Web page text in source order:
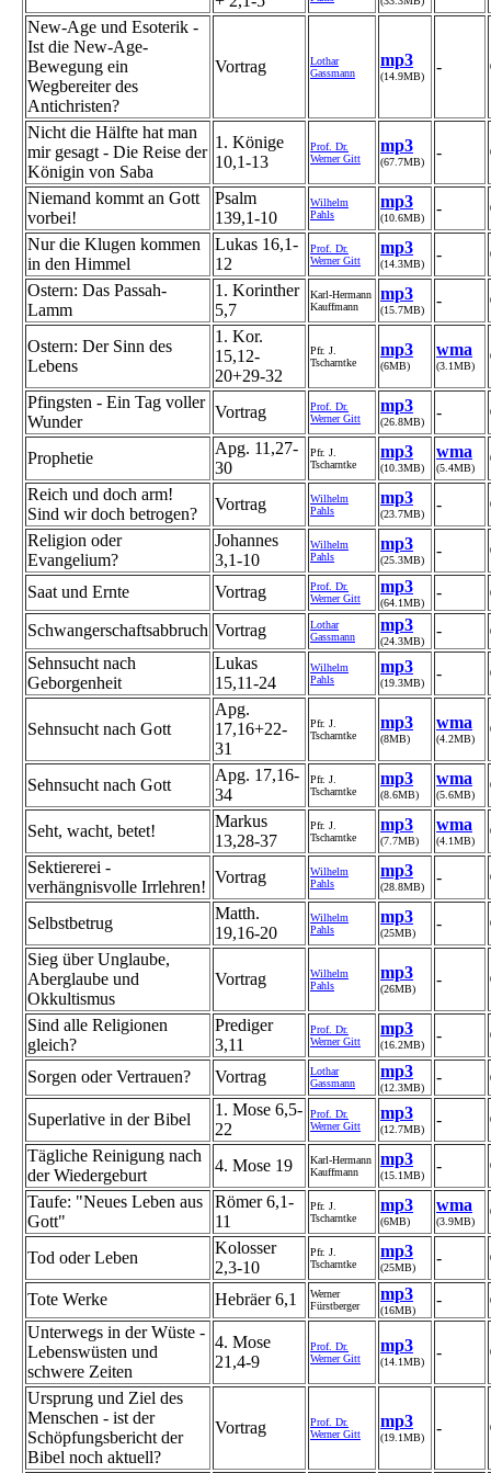
New-Age und Esoterik -
Ist die New-Age-
Bewegung ein
Wegbereiter des
Antichristen?
Vortrag
Lothar
Gassmann
mp3
(14.9MB)
-
Nicht die Hälfte hat man
mir gesagt - Die Reise der
Königin von Saba
1. Könige
10,1-13
Prof. Dr.
Werner Gitt
mp3
(67.7MB)
-
Niemand kommt an Gott
vorbei!
Psalm
139,1-10
Wilhelm
Pahls
mp3
(10.6MB)
-
Nur die Klugen kommen
in den Himmel
Lukas 16,1-
12
Prof. Dr.
Werner Gitt
mp3
(14.3MB)
-
Ostern: Das Passah-
Lamm
1. Korinther
5,7
Karl-Hermann
Kauffmann
mp3
(15.7MB)
-
Ostern: Der Sinn des
Lebens
1. Kor.
15,12-
20+29-32
Pfr. J.
Tscharntke
mp3
(6MB)
wma
(3.1MB)
Pfingsten - Ein Tag voller
Wunder
Vortrag
Prof. Dr.
Werner Gitt
mp3
(26.8MB)
-
Prophetie
Apg. 11,27-
30
Pfr. J.
Tscharntke
mp3
(10.3MB)
wma
(5.4MB)
Reich und doch arm!
Sind wir doch betrogen?
Vortrag
Wilhelm
Pahls
mp3
(23.7MB)
-
Religion oder
Evangelium?
Johannes
3,1-10
Wilhelm
Pahls
mp3
(25.3MB)
-
Saat und Ernte Vortrag
Prof. Dr.
Werner Gitt
mp3
(64.1MB)
-
Schwangerschaftsabbruch Vortrag
Lothar
Gassmann
mp3
(24.3MB)
-
Sehnsucht nach
Geborgenheit
Lukas
15,11-24
Wilhelm
Pahls
mp3
(19.3MB)
-
Sehnsucht nach Gott
Apg.
17,16+22-
31
Pfr. J.
Tscharntke
mp3
(8MB)
wma
(4.2MB)
Sehnsucht nach Gott
Apg. 17,16-
34
Pfr. J.
Tscharntke
mp3
(8.6MB)
wma
(5.6MB)
Seht, wacht, betet!
Markus
13,28-37
Pfr. J.
Tscharntke
mp3
(7.7MB)
wma
(4.1MB)
Sektiererei -
verhängnisvolle Irrlehren!
Vortrag
Wilhelm
Pahls
mp3
(28.8MB)
-
Selbstbetrug
Matth.
19,16-20
Wilhelm
Pahls
mp3
(25MB)
-
Sieg über Unglaube,
Aberglaube und
Okkultismus
Vortrag
Wilhelm
Pahls
mp3
(26MB)
-
Sind alle Religionen
gleich?
Prediger
3,11
Prof. Dr.
Werner Gitt
mp3
(16.2MB)
-
Sorgen oder Vertrauen? Vortrag
Lothar
Gassmann
mp3
(12.3MB)
-
Superlative in der Bibel
1. Mose 6,5-
22
Prof. Dr.
Werner Gitt
mp3
(12.7MB)
-
Tägliche Reinigung nach
der Wiedergeburt
4. Mose 19
Karl-Hermann
Kauffmann
mp3
(15.1MB)
-
Taufe: "Neues Leben aus
Gott"
Römer 6,1-
11
Pfr. J.
Tscharntke
mp3
(6MB)
wma
(3.9MB)
Tod oder Leben
Kolosser
2,3-10
Pfr. J.
Tscharntke
mp3
(25MB)
-
Tote Werke Hebräer 6,1
Werner
Fürstberger
mp3
(16MB)
-
Unterwegs in der Wüste -
Lebenswüsten und
schwere Zeiten
4. Mose
21,4-9
Prof. Dr.
Werner Gitt
mp3
(14.1MB)
-
Ursprung und Ziel des
Menschen - ist der
Schöpfungsbericht der
Bibel noch aktuell?
Vortrag
Prof. Dr.
Werner Gitt
mp3
(19.1MB)
-